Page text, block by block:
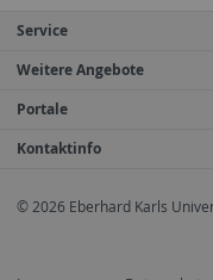
Service
Weitere Angebote
Portale
Kontaktinfo
© 2026 Eberhard Karls